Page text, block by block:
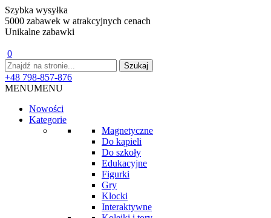
Szybka wysyłka
5000 zabawek w atrakcyjnych cenach
Unikalne zabawki
0
+48 798-857-876
MENUMENU
Nowości
Kategorie
Magnetyczne
Do kąpieli
Do szkoły
Edukacyjne
Figurki
Gry
Klocki
Interaktywne